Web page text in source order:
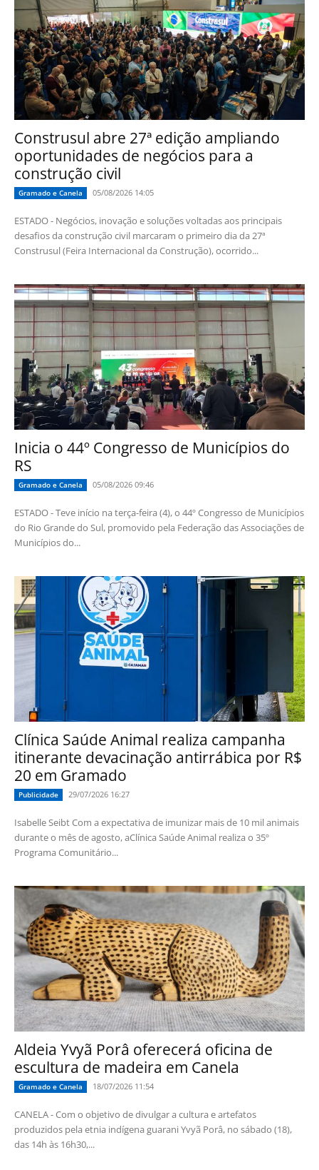
Construsul abre 27ª edição ampliando
oportunidades de negócios para a
construção civil
Gramado e Canela 05/08/2026 14:05
ESTADO - Negócios, inovação e soluções voltadas aos principais
desafios da construção civil marcaram o primeiro dia da 27ª
Construsul (Feira Internacional da Construção), ocorrido...
Inicia o 44º Congresso de Municípios do
RS
Gramado e Canela 05/08/2026 09:46
ESTADO - Teve início na terça-feira (4), o 44º Congresso de Municípios
do Rio Grande do Sul, promovido pela Federação das Associações de
Municípios do...
Clínica Saúde Animal realiza campanha
itinerante devacinação antirrábica por R$
20 em Gramado
Publicidade 29/07/2026 16:27
Isabelle Seibt Com a expectativa de imunizar mais de 10 mil animais
durante o mês de agosto, aClínica Saúde Animal realiza o 35º
Programa Comunitário...
Aldeia Yvyã Porâ oferecerá oficina de
escultura de madeira em Canela
Gramado e Canela 18/07/2026 11:54
CANELA - Com o objetivo de divulgar a cultura e artefatos
produzidos pela etnia indígena guarani Yvyã Porâ, no sábado (18),
das 14h às 16h30,...